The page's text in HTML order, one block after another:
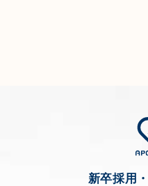
新卒採用